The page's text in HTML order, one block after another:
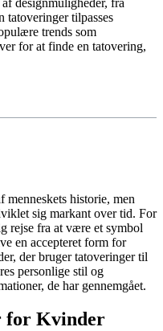
tatoveringer tilpasses
trends som
for at finde en tatovering,
historie, men
sig markant over tid. For
rejse fra at være et symbol
en accepteret form for
der bruger tatoveringer til
personlige stil og
de har gennemgået.
for Kvinder